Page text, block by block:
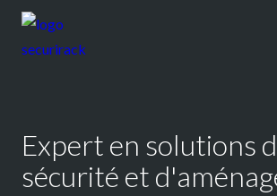
Expert en solutions
sécurité et